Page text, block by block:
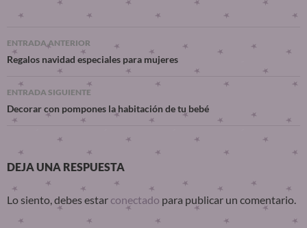
ENTRADA ANTERIOR
Regalos navidad especiales para mujeres
ENTRADA SIGUIENTE
Decorar con pompones la habitación de tu bebé
DEJA UNA RESPUESTA
Lo siento, debes estar conectado para publicar un comentario.